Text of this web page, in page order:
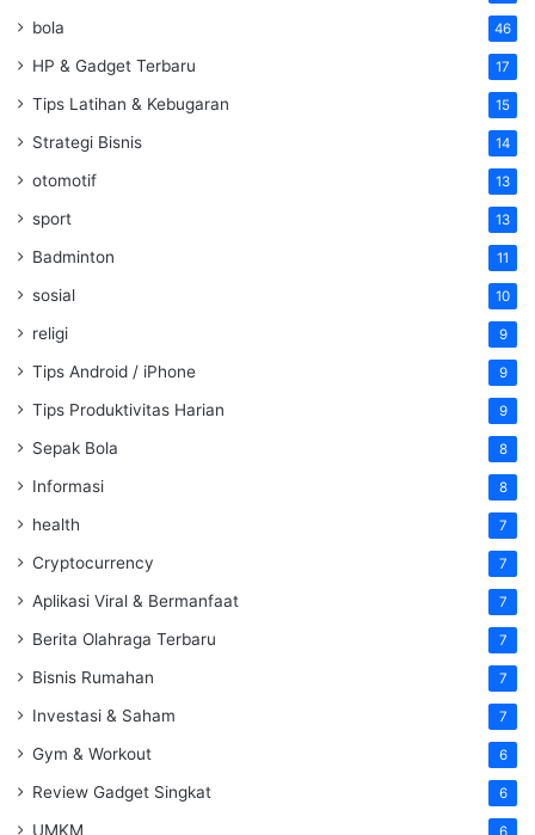
bola 46
HP & Gadget Terbaru 17
Tips Latihan & Kebugaran 15
Strategi Bisnis 14
otomotif 13
sport 13
Badminton 11
sosial 10
religi 9
Tips Android / iPhone 9
Tips Produktivitas Harian 9
Sepak Bola 8
Informasi 8
health 7
Cryptocurrency 7
Aplikasi Viral & Bermanfaat 7
Berita Olahraga Terbaru 7
Bisnis Rumahan 7
Investasi & Saham 7
Gym & Workout 6
Review Gadget Singkat 6
UMKM 6